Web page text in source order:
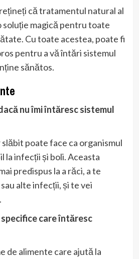
că tratamentul natural al
soluție magică pentru toate
Cu toate acestea, poate fi
pentru a vă întări sistemul
sănătos.
nu îmi întăresc sistemul
poate face ca organismul
la infecții și boli. Aceasta
predispus la a răci, a te
alte infecții, și te vei
care întăresc
de alimente care ajută la